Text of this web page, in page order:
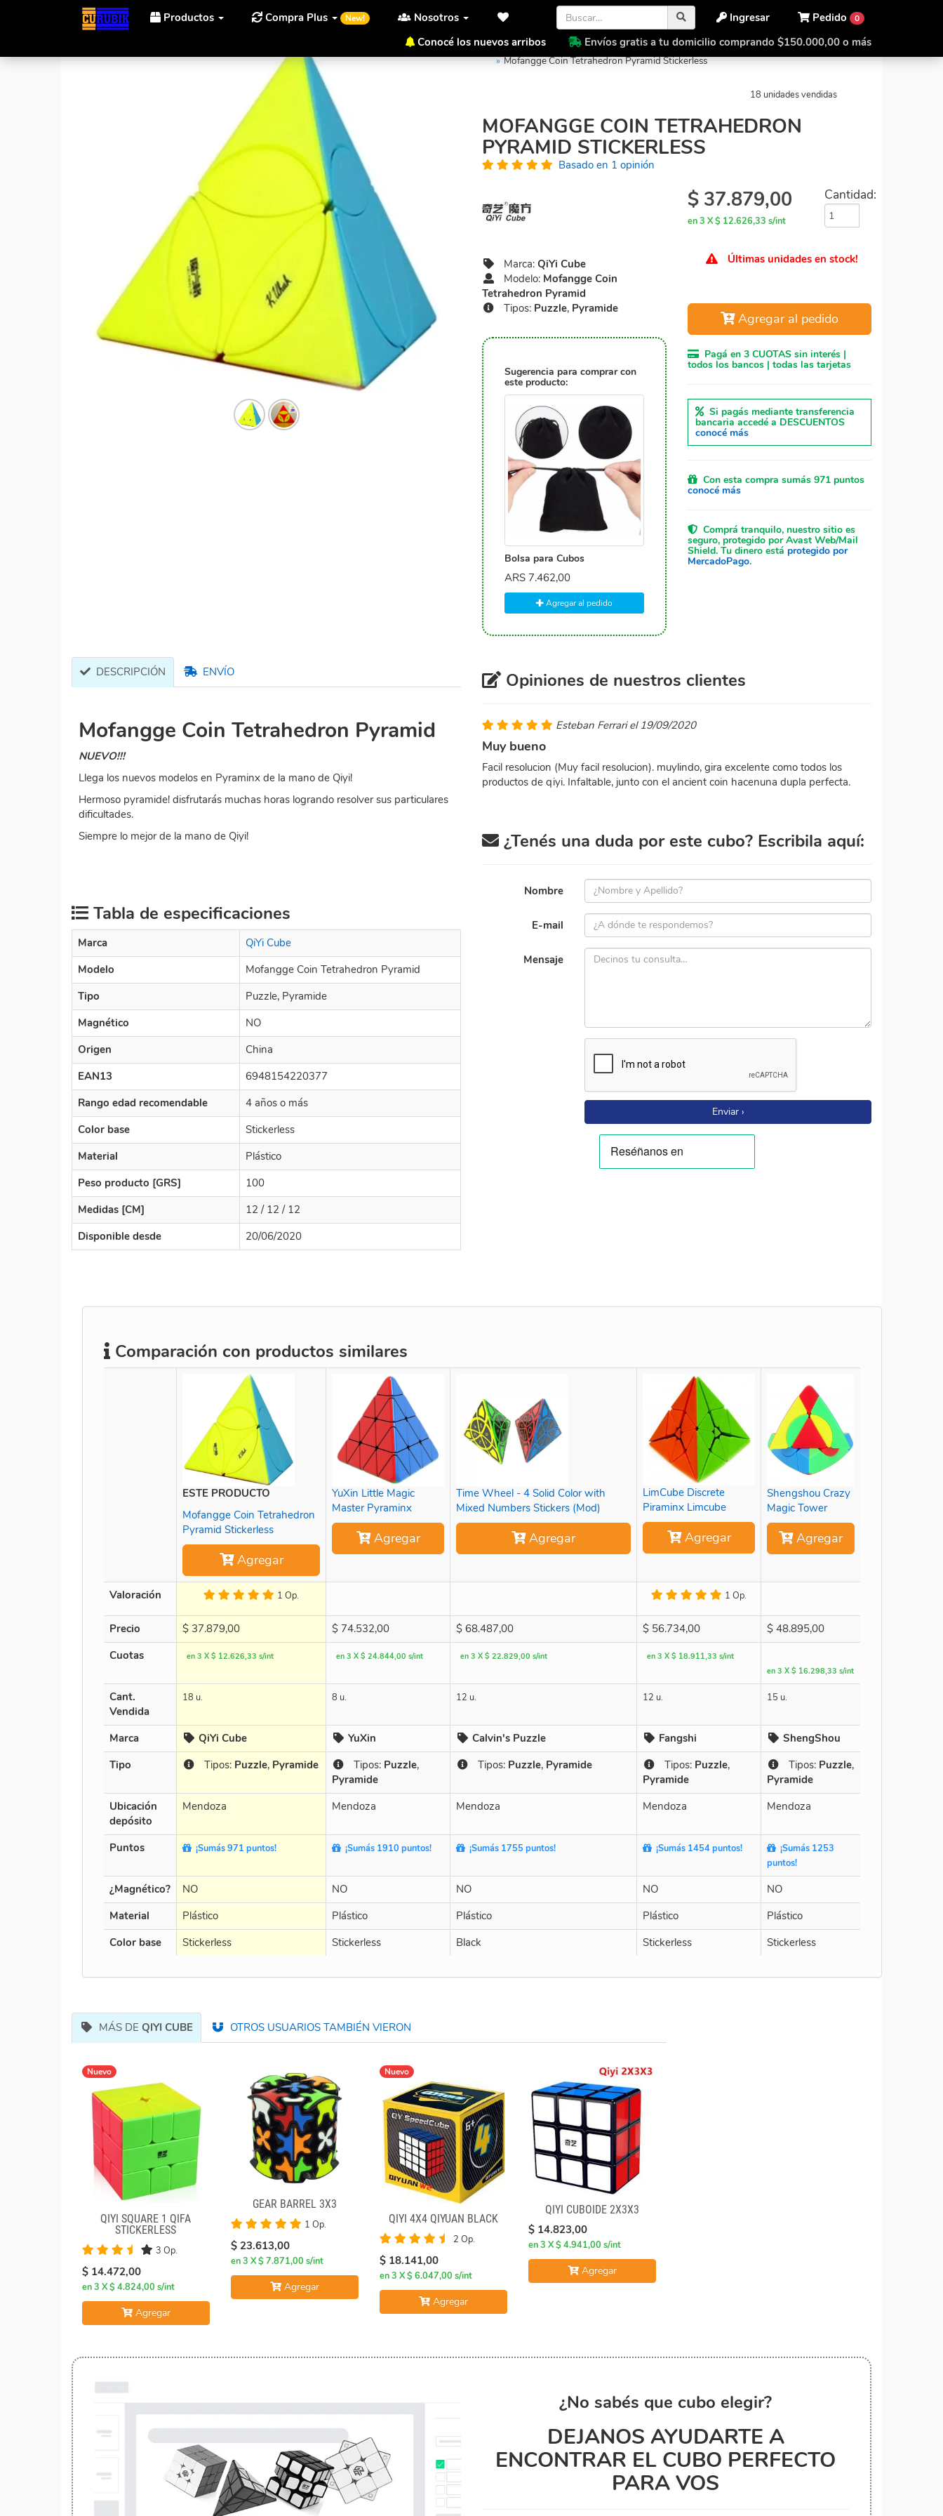
Productos Compra Plus New! Nosotros Pedido 0
Ingresar
Conocé los nuevos arribos
Envíos gratis a tu domicilio comprando $150.000,00 o más
Inicio QiYi Cube
Mofangge Coin Tetrahedron Pyramid
Mofangge Coin Tetrahedron Pyramid Stickerless
18 unidades vendidas
MOFANGGE COIN TETRAHEDRON
PYRAMID STICKERLESS
Basado en 1 opinión
Marca: QiYi Cube
Modelo: Mofangge Coin
Tetrahedron Pyramid
Tipos: Puzzle, Pyramide
Sugerencia para comprar con
este producto:
Bolsa para Cubos
ARS 7.462,00
Agregar al pedido
$ 37.879,00
en 3 X $ 12.626,33 s/int
Cantidad:
Últimas unidades en stock!
Agregar al pedido
Pagá en 3 CUOTAS sin interés |
todos los bancos | todas las tarjetas
Si pagás mediante transferencia
bancaria accedé a DESCUENTOS
conocé más
Con esta compra sumás 971 puntos
conocé más
Comprá tranquilo, nuestro sitio es
seguro, protegido por Avast Web/Mail
Shield. Tu dinero está protegido por
MercadoPago.
DESCRIPCIÓN ENVÍO
Mofangge Coin Tetrahedron Pyramid
NUEVO!!!
Llega los nuevos modelos en Pyraminx de la mano de Qiyi!
Hermoso pyramide! disfrutarás muchas horas logrando resolver sus particulares
dificultades.
Siempre lo mejor de la mano de Qiyi!
Tabla de especificaciones
Marca
QiYi Cube
Modelo
Mofangge Coin Tetrahedron Pyramid
Tipo
Puzzle, Pyramide
Magnético
NO
Origen
China
EAN13
6948154220377
Rango edad recomendable
4 años o más
Color base
Stickerless
Material
Plástico
Peso producto [GRS]
100
Medidas [CM]
12 / 12 / 12
Disponible desde
20/06/2020
Opiniones de nuestros clientes
Esteban Ferrari el 19/09/2020
Muy bueno
Facil resolucion (Muy facil resolucion). muylindo, gira excelente como todos los
productos de qiyi. Infaltable, junto con el ancient coin hacenuna dupla perfecta.
¿Tenés una duda por este cubo? Escribila aquí:
Nombre
E-mail
Mensaje
Enviar ›
Comparación con productos similares
ESTE PRODUCTO
Mofangge Coin Tetrahedron
Pyramid Stickerless
Agregar
YuXin Little Magic
Master Pyraminx
Agregar
Time Wheel - 4 Solid Color with
Mixed Numbers Stickers (Mod)
Agregar
LimCube Discrete
Piraminx Limcube
Agregar
Shengshou Crazy
Magic Tower
Agregar
Valoración 1 Op. 1 Op.
Precio $ 37.879,00 $ 74.532,00 $ 68.487,00 $ 56.734,00 $ 48.895,00
Cuotas
en 3 X $ 12.626,33 s/int en 3 X $ 24.844,00 s/int en 3 X $ 22.829,00 s/int
en 3 X $ 18.911,33 s/int
en 3 X $ 16.298,33 s/int
Cant.
Vendida
18 u. 8 u. 12 u. 12 u. 15 u.
Marca QiYi Cube YuXin Calvin's Puzzle Fangshi
ShengShou
Tipo
Tipos: Puzzle, Pyramide Tipos: Puzzle,
Pyramide
Tipos: Puzzle, Pyramide Tipos: Puzzle,
Pyramide
Tipos: Puzzle,
Pyramide
Ubicación
depósito
Mendoza Mendoza Mendoza Mendoza Mendoza
Puntos ¡Sumás 971 puntos! ¡Sumás 1910 puntos! ¡Sumás 1755 puntos! ¡Sumás 1454 puntos!
¡Sumás 1253
puntos!
¿Magnético? NO NO NO NO
NO
Material
Plástico Plástico Plástico Plástico
Plástico
Color base
Stickerless Stickerless Black Stickerless Stickerless
MÁS DE QIYI CUBE OTROS USUARIOS TAMBIÉN VIERON
Nuevo
QIYI SQUARE 1 QIFA
STICKERLESS
3 Op.
$ 14.472,00
en 3 X $ 4.824,00 s/int
Agregar
GEAR BARREL 3X3
1 Op.
$ 23.613,00
en 3 X $ 7.871,00 s/int
Agregar
Nuevo
QIYI 4X4 QIYUAN BLACK
2 Op.
$ 18.141,00
en 3 X $ 6.047,00 s/int
Agregar
QIYI CUBOIDE 2X3X3
$ 14.823,00
en 3 X $ 4.941,00 s/int
Agregar
¿No sabés que cubo elegir?
DEJANOS AYUDARTE A
ENCONTRAR EL CUBO PERFECTO
PARA VOS